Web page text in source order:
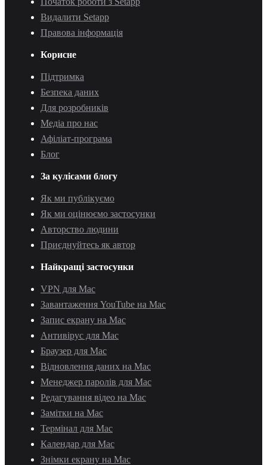
Видалити Setapp
Правова інформація
Корисне
Підтримка
Безпека даних
Для розробників
Медіа про нас
Афіліат-програма
Блог
За кулісами блогу
Як ми публікуємо
Як ми оцінюємо застосунки
Авторство людини
Приєднуйтесь як автор
Найкращі застосунки
VPN для Mac
Завантаження YouTube на Mac
Запис екрану на Mac
Антивірус для Mac
Браузер для Mac
Відновлення даних на Mac
Менеджер паролів для Mac
Редагування відео на Mac
Замітки на Mac
Термінал для Mac
Календар для Mac
Знімки екрану на Mac